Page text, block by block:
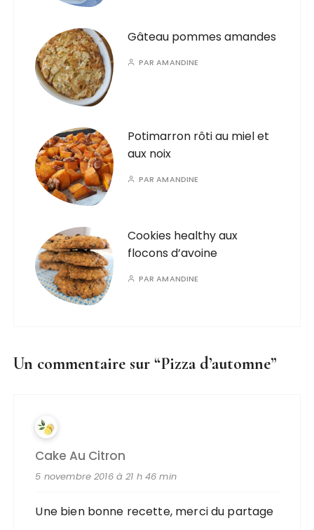
Gâteau pommes amandes
PARAMANDINE
Potimarron rôti au miel et
aux noix
PARAMANDINE
Cookies healthy aux
flocons d’avoine
PARAMANDINE
Un commentaire sur “Pizza d’automne”
Cake Au Citron
5 novembre 2016 à 21 h 46 min
Une bien bonne recette, merci du partage